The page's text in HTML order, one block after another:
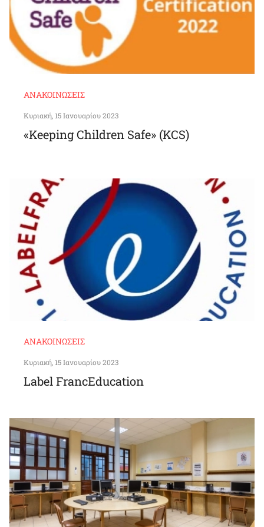
ΑΝΑΚΟΙΝΏΣΕΙΣ
Κυριακή, 15 Ιανουαρίου 2023
«Keeping Children Safe» (KCS)
ΑΝΑΚΟΙΝΏΣΕΙΣ
Κυριακή, 15 Ιανουαρίου 2023
Label FrancEducation